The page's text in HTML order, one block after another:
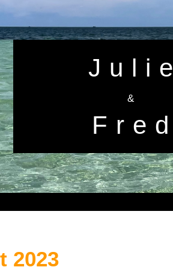
Julie
&
Fred
2023